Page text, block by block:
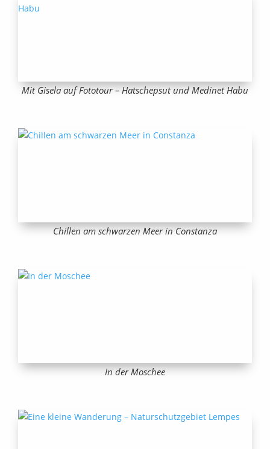
Mit Gisela auf Fototour – Hatschepsut und Medinet Habu
Chillen am schwarzen Meer in Constanza
In der Moschee